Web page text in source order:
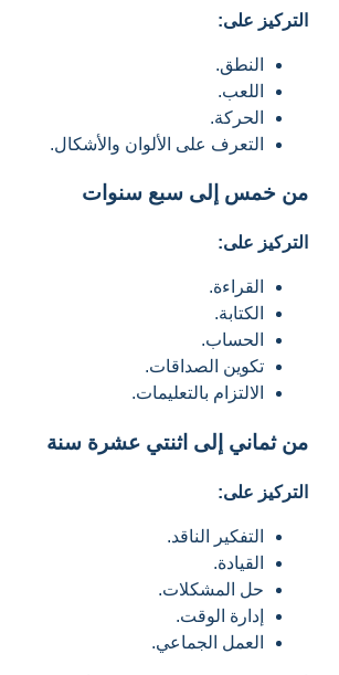
التركيز على:
النطق.
اللعب.
الحركة.
التعرف على الألوان والأشكال.
من خمس إلى سبع سنوات
التركيز على:
القراءة.
الكتابة.
الحساب.
تكوين الصداقات.
الالتزام بالتعليمات.
من ثماني إلى اثنتي عشرة سنة
التركيز على:
التفكير الناقد.
القيادة.
حل المشكلات.
إدارة الوقت.
العمل الجماعي.